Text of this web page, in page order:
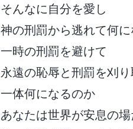
そんなに自分を愛し
神の刑罰から逃れて何
一時の刑罰を避けて
永遠の恥辱と刑罰を刈
一体何になるのか
あなたは世界が安息の